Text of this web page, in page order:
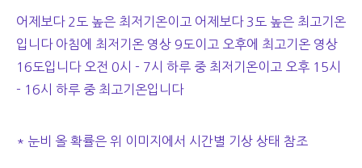
어제보다 2도 높은 최저기온이고 어제보다 3도 높은 최고기온
입니다 아침에 최저기온 영상 9도이고 오후에 최고기온 영상
16도입니다 오전 0시 - 7시 하루 중 최저기온이고 오후 15시
- 16시 하루 중 최고기온입니다
* 눈비 올 확률은 위 이미지에서 시간별 기상 상태 참조